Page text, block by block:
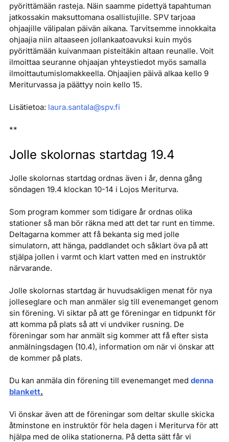
pyörittämään rasteja. Näin saamme pidettyä tapahtuman
jatkossakin maksuttomana osallistujille. SPV tarjoaa
ohjaajille välipalan päivän aikana. Tarvitsemme innokkaita
ohjaajia niin altaaseen jollankaatoavuksi kuin myös
pyörittämään kuivanmaan pisteitäkin altaan reunalle. Voit
ilmoittaa seuranne ohjaajan yhteystiedot myös samalla
ilmoittautumislomakkeella. Ohjaajien päivä alkaa kello 9
Meriturvassa ja päättyy noin kello 15.
Lisätietoa: laura.santala@spv.fi
**
Jolle skolornas startdag 19.4
Jolle skolornas startdag ordnas även i år, denna gång
söndagen 19.4 klockan 10-14 i Lojos Meriturva.
Som program kommer som tidigare år ordnas olika
stationer så man bör räkna med att det tar runt en timme.
Deltagarna kommer att få bekanta sig med jolle
simulatorn, att hänga, paddlandet och såklart öva på att
stjälpa jollen i varmt och klart vatten med en instruktör
närvarande.
Jolle skolornas startdag är huvudsakligen menat för nya
jolleseglare och man anmäler sig till evenemanget genom
sin förening. Vi siktar på att ge föreningar en tidpunkt för
att komma på plats så att vi undviker rusning. De
föreningar som har anmält sig kommer att få efter sista
anmälningsdagen (10.4), information om när vi önskar att
de kommer på plats.
Du kan anmäla din förening till evenemanget med denna
blankett.
Vi önskar även att de föreningar som deltar skulle skicka
åtminstone en instruktör för hela dagen i Meriturva för att
hjälpa med de olika stationerna. På detta sätt får vi